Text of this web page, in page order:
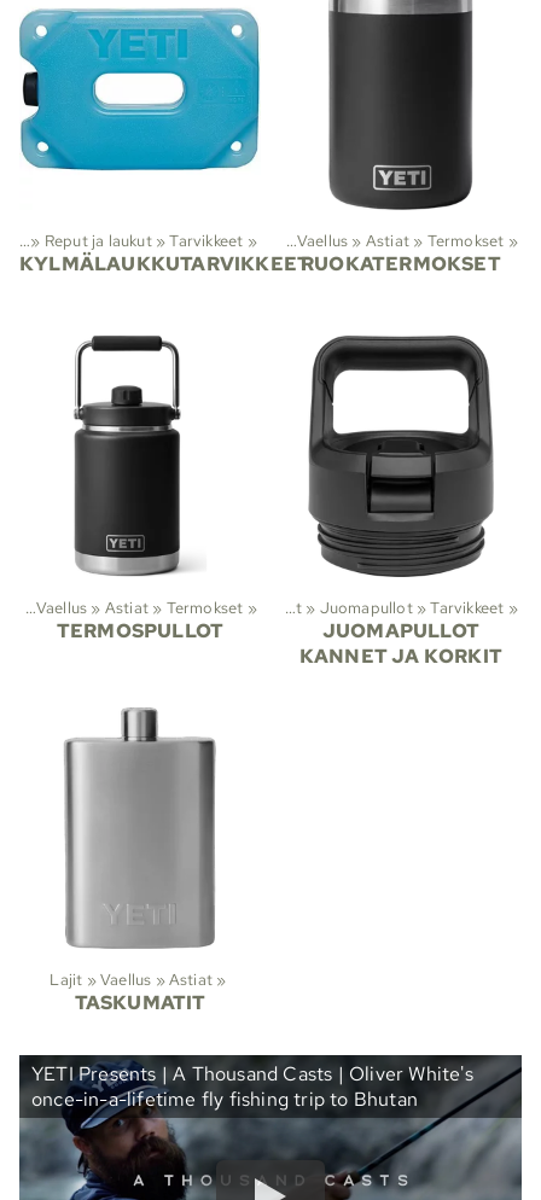
‪» Reput ja laukut ‪»Tarvikkeet ‪»
KYLMÄLAUKKUTARVIKKEET
Lajit ‪» Vaellus ‪» Astiat ‪» Termokset ‪»
RUOKATERMOKSET
‪» Vaellus ‪» Astiat ‪» Termokset ‪»
TERMOSPULLOT
Lajit‪» Vaellus ‪» Astiat ‪» Juomapullot ‪»Tarvikkeet ‪»
JUOMAPULLOT
KANNET JA KORKIT
Lajit ‪»Vaellus ‪»Astiat ‪»
TASKUMATIT
YETI Presents | A Thousand Casts | Oliver White's
once-in-a-lifetime fly fishing trip to Bhutan